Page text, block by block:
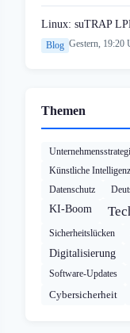
Linux: suTRAP
Blog Gestern, 19:20
Themen
Künstliche Intelligenz
Datenschutz
KI-Boom
Sicherheitslücken
Digitalisierung
Software-Updates
Cybersicherheit